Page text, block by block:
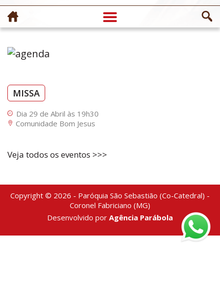
MISSA
Dia 29 de Abril às 19h30
Comunidade Bom Jesus
Veja todos os eventos >>>
Copyright © 2026 - Paróquia São Sebastião (Co-Catedral) -
Coronel Fabriciano (MG)
Desenvolvido por Agência Parábola